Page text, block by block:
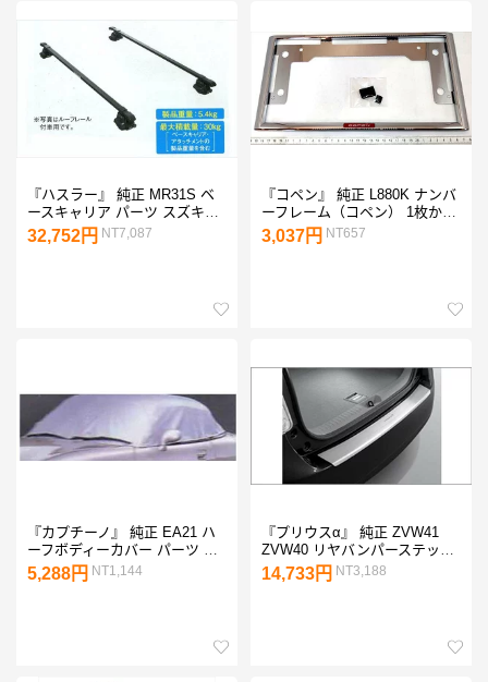
『ハスラー』 純正 MR31S ベ
ースキャリア パーツ スズキ純
正部品 キャリアベース ルーフ
キャリア hustler オプション ア
32,752円 NT7,087
『コペン』 純正 L880K ナンバ
ーフレーム（コペン） 1枚から
の販売 ※リヤ封印注意 パーツ
ダイハツ純正部品 メッキ ナン
3,037円 NT657
『カプチーノ』 純正 EA21 ハ
ーフボディーカバー パーツ ス
ズキ純正部品 cappuccino オプ
ション アクセサリー 用品
5,288円 NT1,144
『プリウスα』 純正 ZVW41
ZVW40 リヤバンパーステップ
ガード パーツ トヨタ純正部品
prius オプション アクセサリー
14,733円 NT3,188